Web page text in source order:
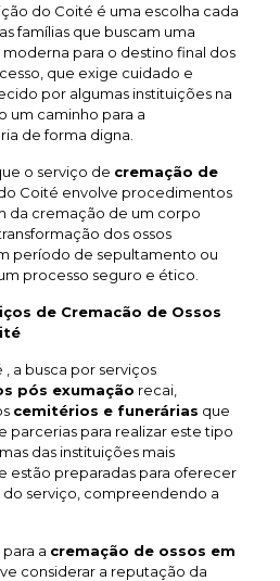
do Coité é uma escolha cada
famílias que buscam uma
para o destino final dos
que exige cuidado e
por algumas instituições na
um caminho para a
de forma digna.
o serviço de cremação de
Coité envolve procedimentos
da cremação de um corpo
dos ossos
período de sepultamento ou
processo seguro e ético.
de Cremacão de Ossos
a busca por serviços
pós exumação recai,
cemitérios e funerárias que
parcerias para realizar este tipo
das instituições mais
estão preparadas para oferecer
serviço, compreendendo a
a cremação de ossos em
considerar a reputação da